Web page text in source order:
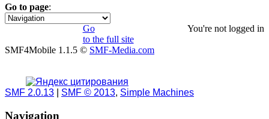
Go to page:
1
You're not logged in
Go
to the full site
SMF4Mobile 1.1.5 © SMF-Media.com
SMF 2.0.13 SMF © 2013, Simple Machines
Navigation